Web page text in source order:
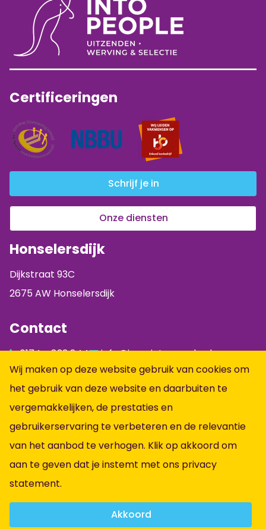
Certificeringen
Schrijf je in
Onze diensten
Honselersdijk
Dijkstraat 93C
2675 AW Honselersdijk
Contact
0174 - 833 844
info@jumpintopeople.nl
Facebook
Instagram
LinkedIn
Informatie
Alle vacatures
Vacatures per vakgebied
Over ons
Wij maken op deze website gebruik van cookies om
het gebruik van deze website en daarbuiten te
vergemakkelijken, de prestaties en
gebruikerservaring te verbeteren en de relevantie
van het aanbod te verhogen. Klik op akkoord om
aan te geven dat je instemt met ons privacy
statement.
Akkoord